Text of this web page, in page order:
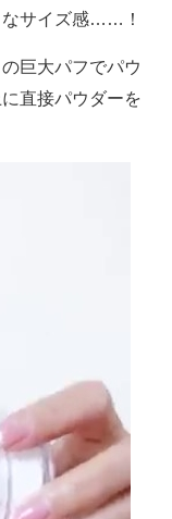
なサイズ感……！
巨大パフでパウ
直接パウダーを